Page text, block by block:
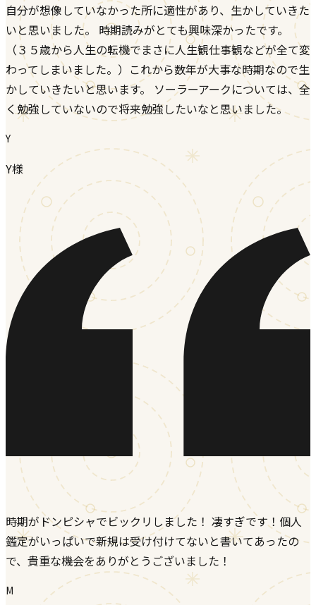
自分が想像していなかった所に適性があり、生かしていきた
いと思いました。 時期読みがとても興味深かったです。
（３５歳から人生の転機でまさに人生観仕事観などが全て変
わってしまいました。）これから数年が大事な時期なので生
かしていきたいと思います。 ソーラーアークについては、全
く勉強していないので将来勉強したいなと思いました。
Y
Y様
時期がドンピシャでビックリしました！ 凄すぎです！個人
鑑定がいっぱいで新規は受け付けてないと書いてあったの
で、貴重な機会をありがとうございました！
M